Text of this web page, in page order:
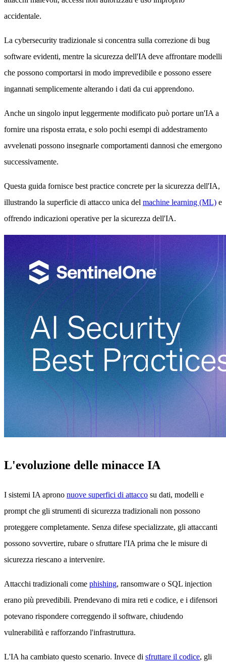
accidentale.
La cybersecurity tradizionale si concentra sulla correzione di bug
software evidenti, mentre la sicurezza dell'IA deve affrontare modelli
che possono comportarsi in modo imprevedibile e possono essere
ingannati semplicemente alterando i dati da cui apprendono.
Anche un singolo input leggermente modificato può portare un'IA a
fornire una risposta errata, e solo pochi esempi di addestramento
avvelenati possono insegnarle comportamenti dannosi che emergono
successivamente.
Questa guida fornisce best practice concrete per la sicurezza dell'IA,
illustrando la superficie di attacco unica del machine learning (ML) e
offrendo indicazioni operative per la sicurezza dell'IA.
L'evoluzione delle minacce IA
I sistemi IA aprono nuove superfici di attacco su dati, modelli e
prompt che gli strumenti di sicurezza tradizionali non possono
proteggere completamente. Senza difese specializzate, gli attaccanti
possono sovvertire, rubare o sfruttare l'IA prima che le misure di
sicurezza riescano a intervenire.
Attacchi tradizionali come phishing, ransomware o SQL injection
erano più prevedibili. Prendevano di mira reti e codice, e i difensori
potevano rispondere correggendo il software, chiudendo
vulnerabilità e rafforzando l'infrastruttura.
L'IA ha cambiato questo scenario. Invece di sfruttare il codice, gli